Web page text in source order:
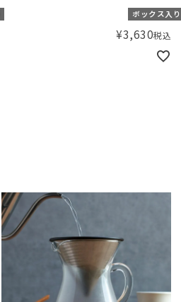
【日本正規品】モスリンコットン お
くるみ 2枚セット ディズニー ディズ
ボックス入り
¥3,630税込